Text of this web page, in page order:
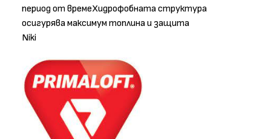
период от времеХидрофобната структура
осигурява максимум топлина и защита
Niki